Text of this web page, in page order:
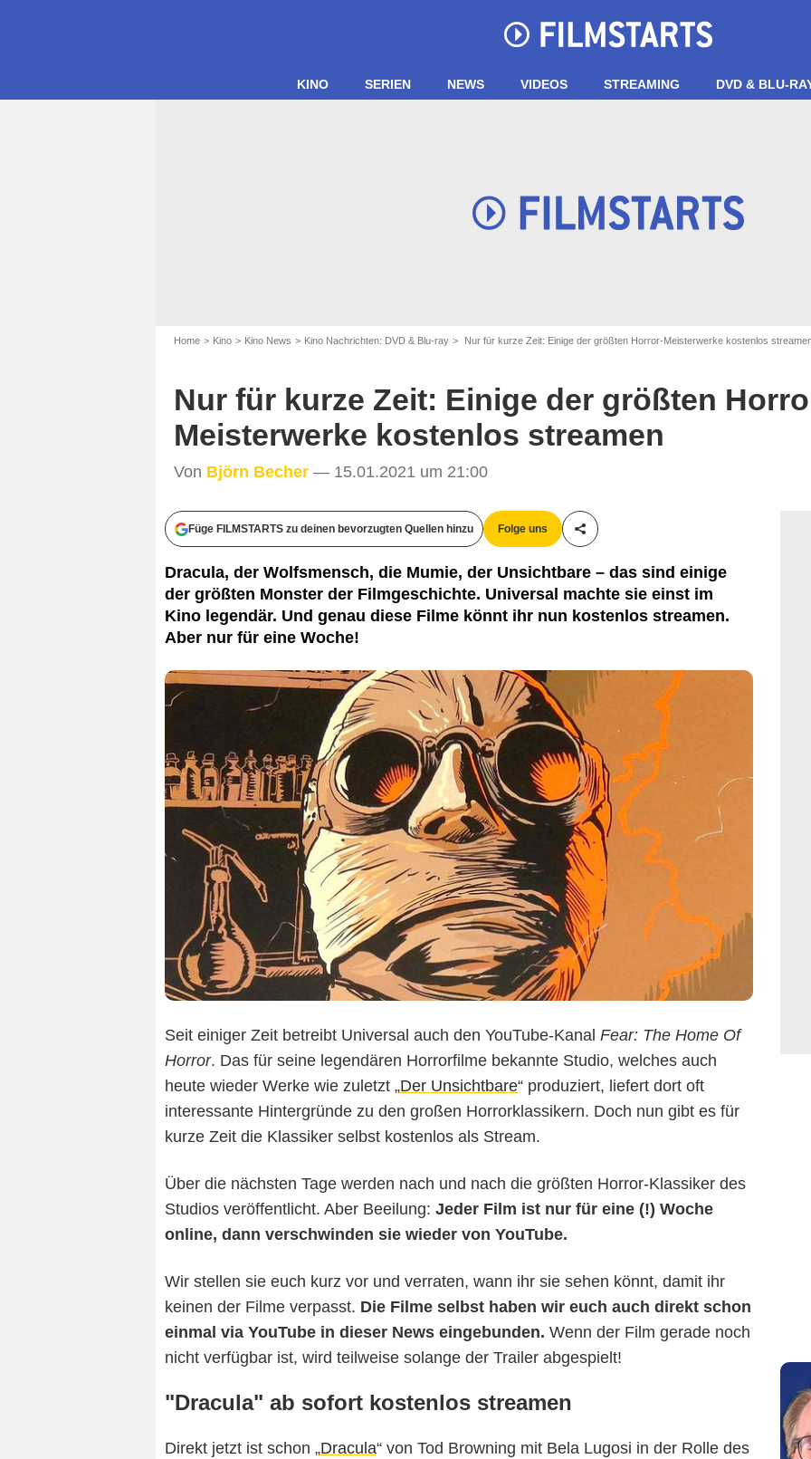
KINO SERIEN NEWS VIDEOS STREAMING DVD & BLU-
Home Kino Kino News Kino Nachrichten: DVD & Blu-ray Nur für kurze Zeit: Einige der größten Horror-Meisterwerke kostenlos
Nur für kurze Zeit: Einige der größten
Meisterwerke kostenlos streamen
Von Björn Becher — 15.01.2021 um 21:00
Füge FILMSTARTS zu deinen bevorzugten Quellen hinzu Folge uns
Teile diesen Artikel
Dracula, der Wolfsmensch, die Mumie, der Unsichtbare – das sind einige
der größten Monster der Filmgeschichte. Universal machte sie einst im
Kino legendär. Und genau diese Filme könnt ihr nun kostenlos streamen.
Aber nur für eine Woche!
Universal Pictures
Seit einiger Zeit betreibt Universal auch den YouTube-Kanal Fear: The Home Of
Horror. Das für seine legendären Horrorfilme bekannte Studio, welches auch
heute wieder Werke wie zuletzt „Der Unsichtbare“ produziert, liefert dort oft
interessante Hintergründe zu den großen Horrorklassikern. Doch nun gibt es für
kurze Zeit die Klassiker selbst kostenlos als Stream.
Über die nächsten Tage werden nach und nach die größten Horror-Klassiker des
Studios veröffentlicht. Aber Beeilung: Jeder Film ist nur für eine (!) Woche
online, dann verschwinden sie wieder von YouTube.
Wir stellen sie euch kurz vor und verraten, wann ihr sie sehen könnt, damit ihr
keinen der Filme verpasst. Die Filme selbst haben wir euch auch direkt schon
einmal via YouTube in dieser News eingebunden. Wenn der Film gerade noch
nicht verfügbar ist, wird teilweise solange der Trailer abgespielt!
"Dracula" ab sofort kostenlos streamen
Direkt jetzt ist schon „Dracula“ von Tod Browning mit Bela Lugosi in der Rolle des